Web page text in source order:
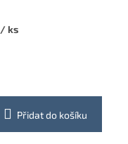
/ ks
Přidat do košíku